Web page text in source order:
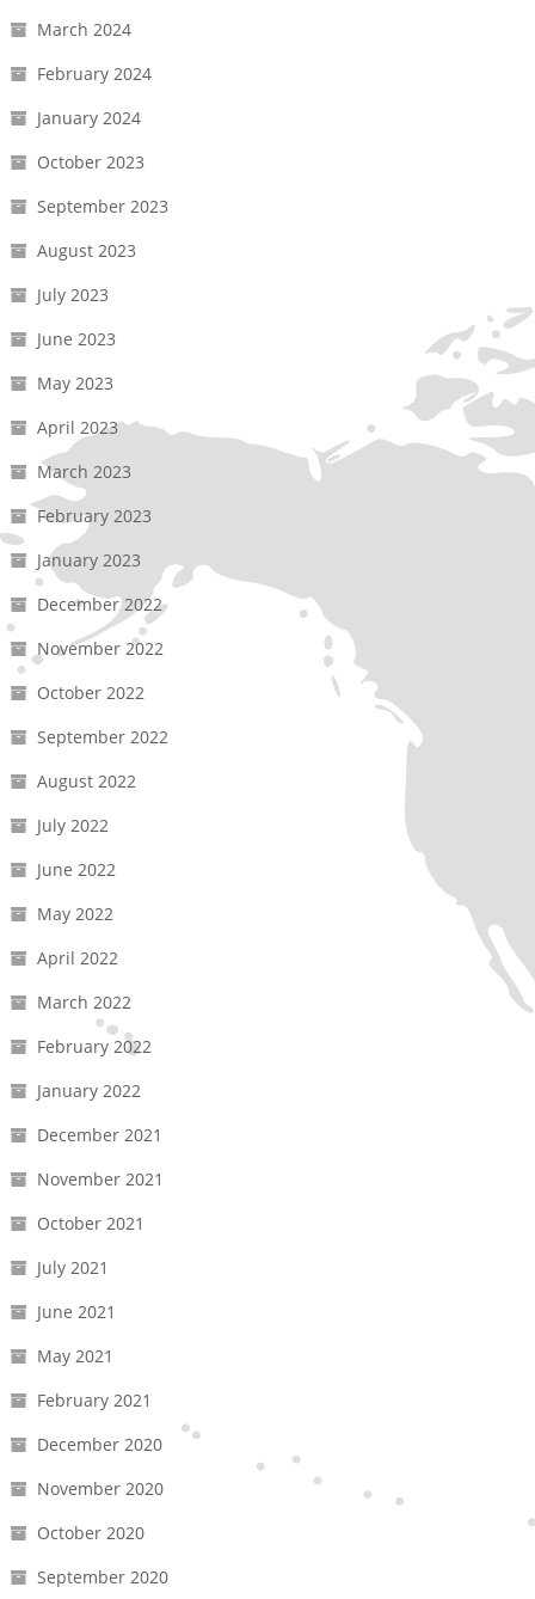
March 2024
February 2024
January 2024
October 2023
September 2023
August 2023
July 2023
June 2023
May 2023
April 2023
March 2023
February 2023
January 2023
December 2022
November 2022
October 2022
September 2022
August 2022
July 2022
June 2022
May 2022
April 2022
March 2022
February 2022
January 2022
December 2021
November 2021
October 2021
July 2021
June 2021
May 2021
February 2021
December 2020
November 2020
October 2020
September 2020